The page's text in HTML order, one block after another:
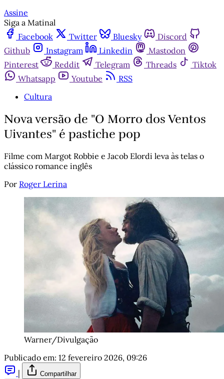
Assine
Siga a Matinal
Facebook
Twitter Bluesky
Discord
Github
Instagram Linkedin
Mastodon
Pinterest
Reddit Telegram Threads
Tiktok
Whatsapp
Youtube
RSS
Cultura
Nova versão de "O Morro dos Ventos
Uivantes" é pastiche pop
Filme com Margot Robbie e Jacob Elordi leva às telas o
clássico romance inglês
Por Roger Lerina
Warner/Divulgação
Publicado em: 12 fevereiro 2026, 09:26
|
Compartilhar